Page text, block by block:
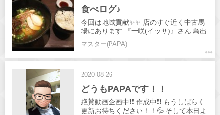
食べログ♪
今回は地域貢献✨✨ 店のすぐ近く中古馬
場にあります 『一咲(イッサ)』さん 鳥出
汁から来るスープ絶品 メンマの変わりが
可愛い筍の美味しいアクセント！ 朝5:00
までしてるので是非皆さんも行って見て
日も皆さんのお越しおまちしてます😆
マスター(PAPA)
2020-08-26
どうもPAPAです！！
絶賛動画企画中❗️❗️ 作成中❗️❗️ もうしばらく
更新お待ちください！！💦 そして本日よ